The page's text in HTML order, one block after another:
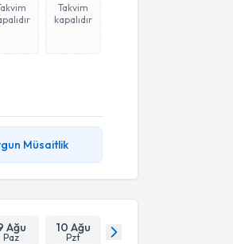
Takvim
kapalıdır
Müsaitlik
Ağu
Paz
10 Ağu
Pzt